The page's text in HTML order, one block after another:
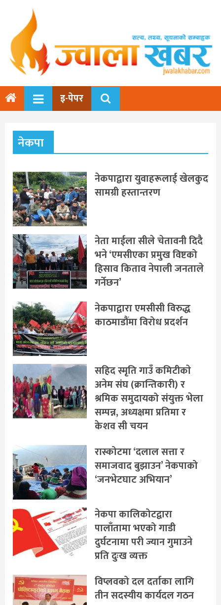
इ-पेपर
नेकपा
नेकपाद्वारा युवाहरूलाई खेलकुद
सामग्री हस्तान्तरण
नेता माईला सीले चेतावनी दिदै
भने ‘एमसीएका प्रमुख विष्टको
हिसाव किताव नेपाली जनताले
गर्नेछन’
नेकपाद्वारा एमसीसी विरुद्ध
काठमाडौंमा विरोध प्रदर्शन
सहिद स्मृति गाउँ कमिटीकाे
अनेम संघ (क्रान्तिकारी) र
श्रमिक समुदायको संयुक्त भेला
सम्पन्न, अध्यक्षमा प्रतिमा र
केशव सी चयन
रास्कोटमा ‘दलाल सत्ता र
समाजवाद बुझाउन’ नेकपाको
‘जनभेटघाट अभियान’
नेकपा कालिकोटद्वारा
पालाँतामा भएको गाडी
दुर्घटनामा परी ज्यान गुमाउने
प्रति दुःख व्यक्त
विप्लवको दल दर्ताका लागि
तीन सदस्यीय कार्यदल गठन